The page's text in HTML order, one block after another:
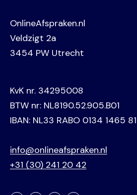
OnlineAfspraken.nl
Veldzigt 2a
3454 PW Utrecht
KvK nr. 34295008
BTW nr: NL8190.52.905.B01
IBAN: NL33 RABO 0134 1465 81
info@onlineafspraken.nl
+31 (30) 241 20 42